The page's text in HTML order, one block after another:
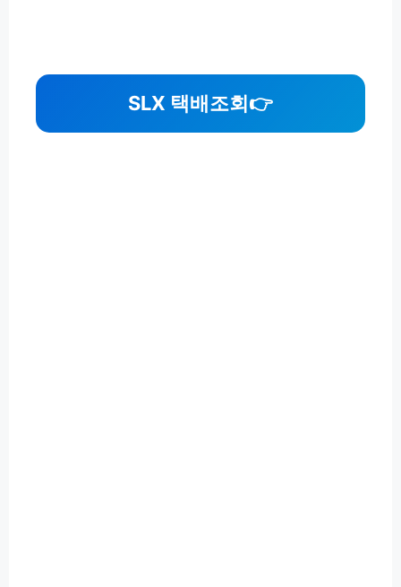
SLX 택배조회 👉